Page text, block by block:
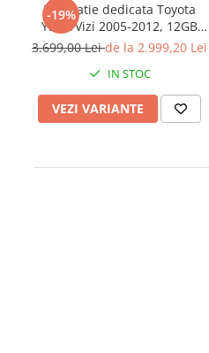
-19%
Navigatie dedicata Toyota
Yaris/Vizi 2005-2012, 12GB
RAM 256GB ROM, Android 13,
9", DSP, Carplay, Android
Auto, Internet, Youtube, Waze
3.699,00 Leide la 2.999,20 Lei
IN STOC
VEZI VARIANTE